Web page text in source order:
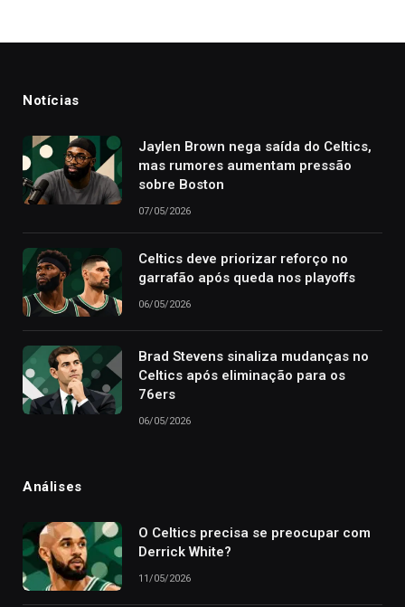
Notícias
Jaylen Brown nega saída do Celtics,
mas rumores aumentam pressão
sobre Boston
07/05/2026
Celtics deve priorizar reforço no
garrafão após queda nos playoffs
06/05/2026
Brad Stevens sinaliza mudanças no
Celtics após eliminação para os
76ers
06/05/2026
Análises
O Celtics precisa se preocupar com
Derrick White?
11/05/2026